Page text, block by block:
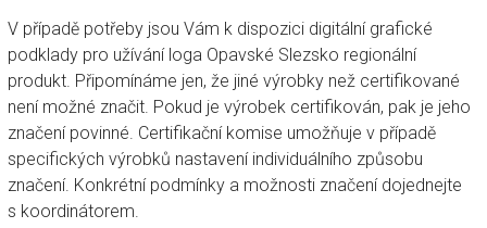
V případě potřeby jsou Vám k dispozici digitální grafické
podklady pro užívání loga Opavské Slezsko regionální
produkt. Připomínáme jen, že jiné výrobky než certifikované
není možné značit. Pokud je výrobek certifikován, pak je jeho
značení povinné. Certifikační komise umožňuje v případě
specifických výrobků nastavení individuálního způsobu
značení. Konkrétní podmínky a možnosti značení dojednejte
s koordinátorem.